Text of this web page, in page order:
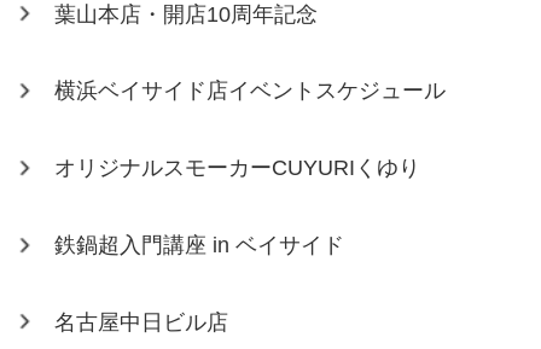
葉山本店・開店10周年記念
横浜ベイサイド店イベントスケジュール
オリジナルスモーカーCUYURIくゆり
鉄鍋超入門講座 in ベイサイド
名古屋中日ビル店